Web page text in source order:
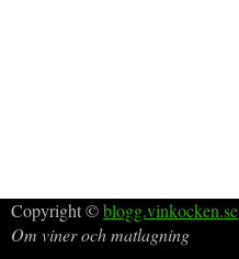
Copyright ©blogg.vinkocken.se
Om viner och matlagning